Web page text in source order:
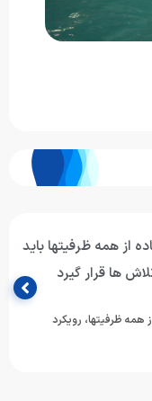
از همه ظرفیتها باید
ها قرار گیرد
ظرفیتها، رویکرد